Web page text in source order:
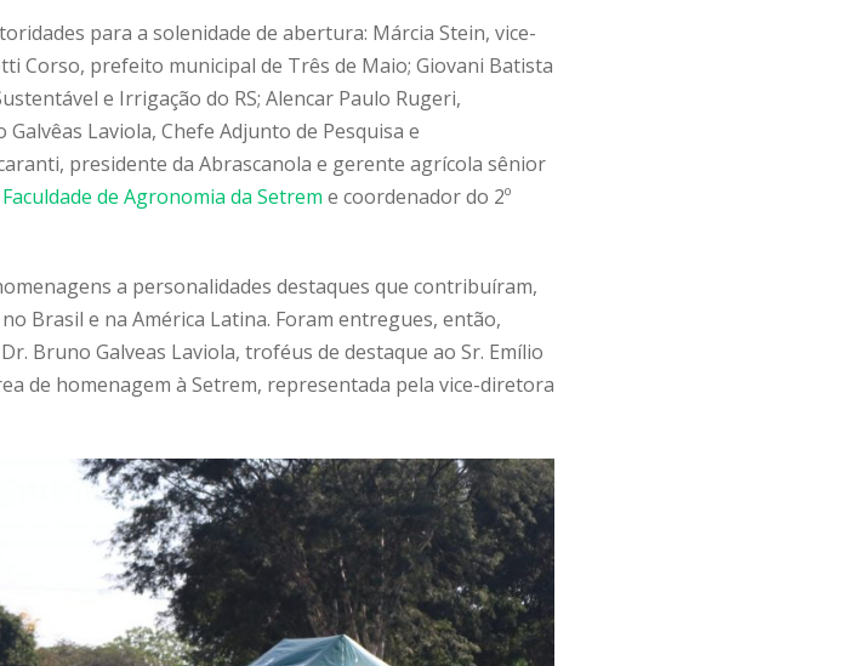
para a solenidade de abertura: Márcia Stein, vice-
Corso, prefeito municipal de Três de Maio; Giovani Batista
e Irrigação do RS; Alencar Paulo Rugeri,
Laviola, Chefe Adjunto de Pesquisa e
presidente da Abrascanola e gerente agrícola sênior
Faculdade de Agronomia da Setrem e coordenador do 2º
a personalidades destaques que contribuíram,
Brasil e na América Latina. Foram entregues, então,
Bruno Galveas Laviola, troféus de destaque ao Sr. Emílio
de homenagem à Setrem, representada pela vice-diretora